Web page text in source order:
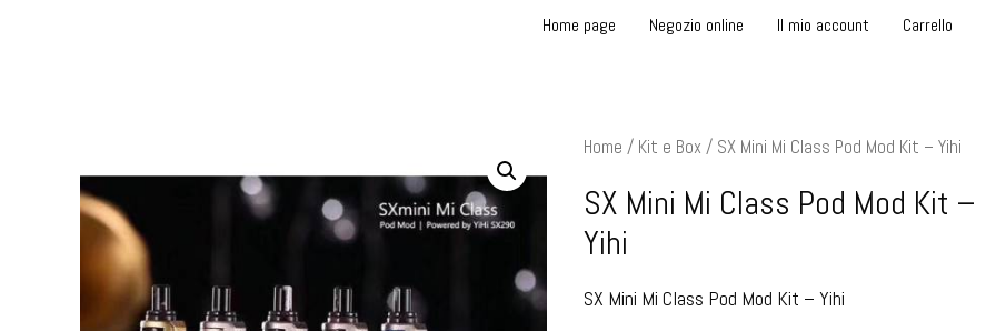
Home page Negozio online Il mio account Carrello
Home / Kit e Box / SX Mini Mi Class Pod Mod Kit – Yihi
SX Mini Mi Class Pod Mod Kit –
Yihi
SX Mini Mi Class Pod Mod Kit – Yihi